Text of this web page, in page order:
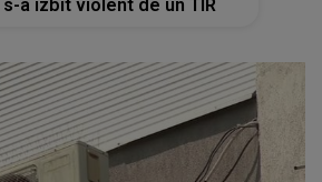
a izbit violent de un TIR